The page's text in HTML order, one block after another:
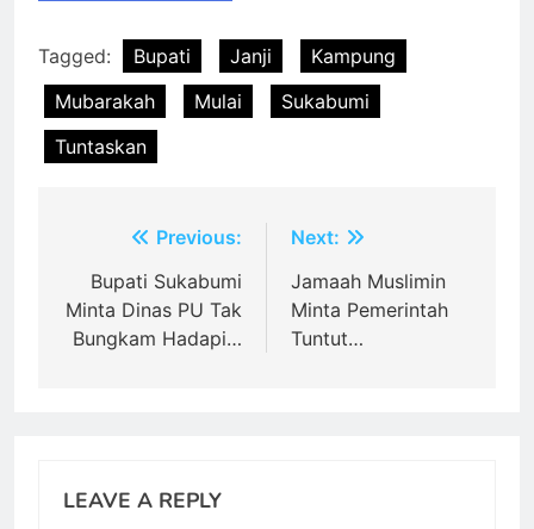
Tagged: Bupati Janji
Kampung
Mubarakah
Mulai
Sukabumi
Tuntaskan
navigation
Previous:
Bupati Sukabumi
Minta Dinas PU Tak
Bungkam Hadapi…
Next:
Jamaah Muslimin
Minta Pemerintah
Tuntut…
LEAVE A REPLY